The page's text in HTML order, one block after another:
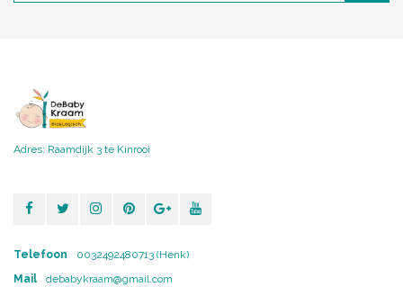
Adres: Raamdijk 3 te Kinrooi
Telefoon
0032492480713 (Henk)
Mail
debabykraam@gmail.com